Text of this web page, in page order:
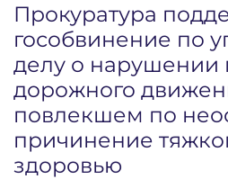
Прокуратура
гособвинение по
делу о нарушении
дорожного
повлекшем по
причинение
здоровью